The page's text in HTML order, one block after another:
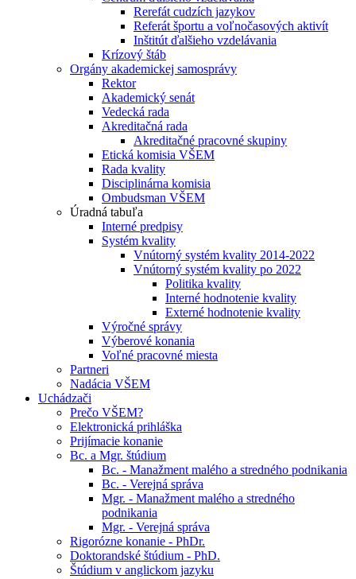
Rerefát cudzích jazykov
Referát športu a voľnočasových aktivít
Inštitút ďalšieho vzdelávania
Krízový štáb
Orgány akademickej samosprávy
Rektor
Akademický senát
Vedecká rada
Akreditačná rada
Akreditačné pracovné skupiny
Etická komisia VŠEM
Rada kvality
Disciplinárna komisia
Ombudsman VŠEM
Úradná tabuľa
Interné predpisy
Systém kvality
Vnútorný systém kvality 2014-2022
Vnútorný systém kvality po 2022
Politika kvality
Interné hodnotenie kvality
Externé hodnotenie kvality
Výročné správy
Výberové konania
Voľné pracovné miesta
Partneri
Nadácia VŠEM
Uchádzači
Prečo VŠEM?
Elektronická prihláška
Prijímacie konanie
Bc. a Mgr. štúdium
Bc. - Manažment malého a stredného podnikania
Bc. - Verejná správa
Mgr. - Manažment malého a stredného
podnikania
Mgr. - Verejná správa
Rigorózne konanie - PhDr.
Doktorandské štúdium - PhD.
Štúdium v anglickom jazyku